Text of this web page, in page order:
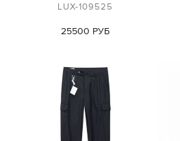
LUX-109525
25500 РУБ